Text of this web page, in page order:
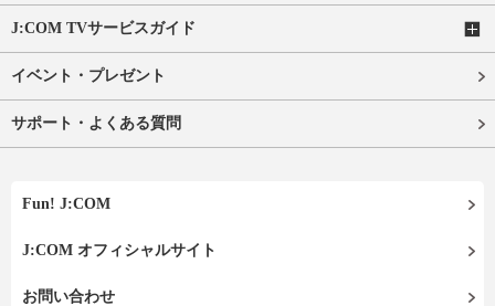
J:COM TVサービスガイド
イベント・プレゼント
サポート・よくある質問
Fun! J:COM
J:COM オフィシャルサイト
お問い合わせ